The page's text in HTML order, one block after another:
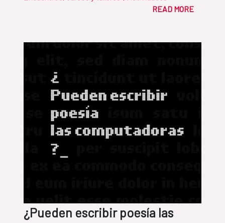
READ MORE
¿Pueden escribir poesía las